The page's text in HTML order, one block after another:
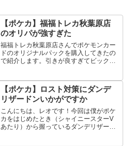
【ポケカ】福福トレカ秋葉原店
のオリパが強すぎた
福福トレカ秋葉原店さんでポケモンカー
ドのオリジナルパックを購入してきたの
で紹介します。引きが良すぎてビックリ
【ポケカ】ロスト対策にダンデ
リザードンいかがですか
こんにちは、レオです！今回は僕がポケ
カをはじめたとき（シャイニースターV
あたり）から握っているダンデリザード